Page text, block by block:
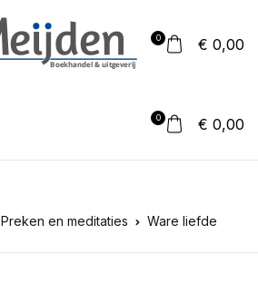
0 € 0,00
0 € 0,00
Preken en meditaties Ware liefde